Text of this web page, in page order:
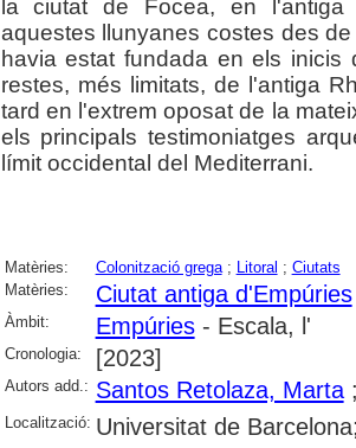
la ciutat de Focea, en l'antiga
aquestes llunyanes costes des
havia estat fundada en els
restes, més limitats, de l'antiga
tard en l'extrem oposat de la
els principals testimoniatges
límit occidental del Mediterrani.
Matèries: Colonització grega; Litoral ; Ciutats
Matèries:
Ciutat antiga d'Empúries
Àmbit: Empúries- Escala, l'
Cronologia: [2023]
Autors add.: Santos Retolaza, Marta
Localització: Universitat de